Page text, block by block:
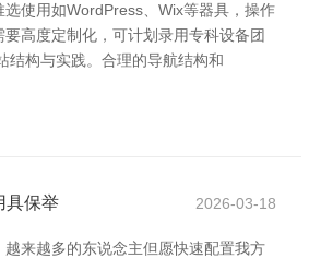
选使用如WordPress、Wix等器具，操作
高度定制化，可计划录用专科设备团
结构与实践。合理的导航结构和
具保举 2026-03-18
来越多的东说念主但愿快速配置我方